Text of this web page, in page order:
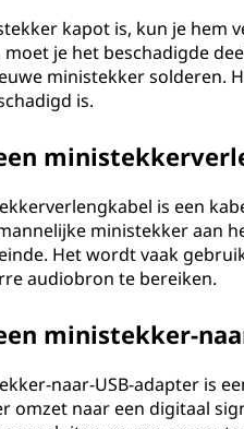
kapot is, kun je hem
je het beschadigde
ministekker solderen.
is.
is een
ministekker aan
Het wordt vaak
audiobron te bereiken.
ministekker-
naar-USB-adapter is
omzet naar een digitaal